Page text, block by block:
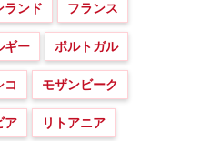
ランド フランス
ギー ポルトガル
コ モザンビーク
ア リトアニア